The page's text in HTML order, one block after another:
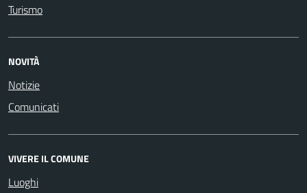
Turismo
NOVITÀ
Notizie
Comunicati
VIVERE IL COMUNE
Luoghi